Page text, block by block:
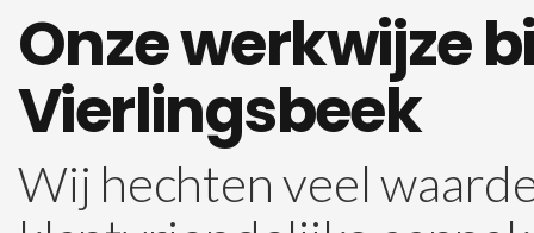
Onze werkwijze
Vierlingsbeek
Wij hechten veel